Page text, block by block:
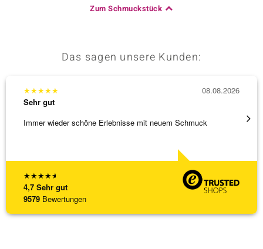
Zum Schmuckstück
Das sagen unsere Kunden:
★★★★★
4,7 Sehr gut
9579 Bewertungen
★★★★★
Sehr gut
Immer wieder schöne Erlebnisse mit neuem Schmuck
08.08.2026